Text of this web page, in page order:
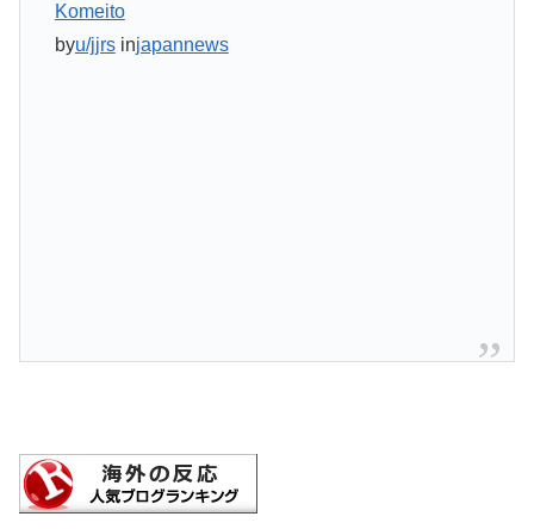
Komeito
byu/jjrsinjapannews